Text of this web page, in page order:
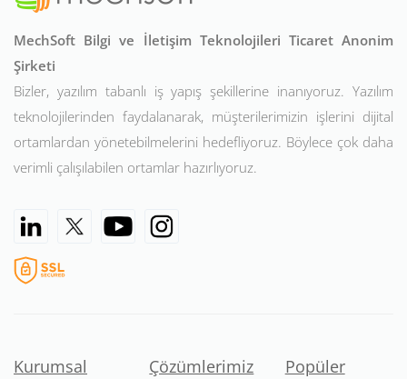
MechSoft Bilgi ve İletişim Teknolojileri Ticaret Anonim
Şirketi
Bizler, yazılım tabanlı iş yapış şekillerine inanıyoruz. Yazılım
teknolojilerinden faydalanarak, müşterilerimizin işlerini dijital
ortamlardan yönetebilmelerini hedefliyoruz. Böylece çok daha
verimli çalışılabilen ortamlar hazırlıyoruz.
Kurumsal Çözümlerimiz
Popüler